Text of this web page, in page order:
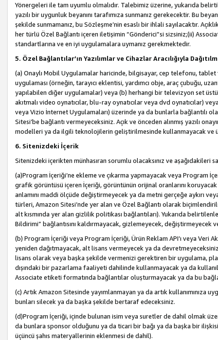
Yönergeleri ile tam uyumlu olmalıdır. Talebimiz üzerine, yukarıda
yazılı bir uygunluk beyanını tarafımıza sunmanız gerekecektir. Bu
şekilde sunmamanız, bu Sözleşme’nin esaslı bir ihlali sayılacaktır.
her türlü Özel Bağlantı içeren iletişimin “Gönderici”si sizsiniz;(ii)
standartlarına ve en iyi uygulamalara uymanız gerekmektedir.
5. Özel Bağlantılar’ın Yazılımlar ve Cihazlar Aracılığıyla
(a) Onaylı Mobil Uygulamalar haricinde, bilgisayar, cep telefonu,
uygulaması (örneğin, tarayıcı eklentisi, yardımcı obje, araç çubuğu,
yapılabilen diğer uygulamalar) veya (b) herhangi bir televizyon set
akıtmalı video oynatıcılar, blu-ray oynatıcılar veya dvd oynatıcılar)
veya Vizio İnternet Uygulamaları) üzerinde ya da bunlarla bağlantılı
Sitesi’be bağlantı vermeyeceksiniz. Açık ve önceden alınmış yazılı
modelleri ya da ilgili teknolojilerin geliştirilmesinde kullanmayacak ve
6. Sitenizdeki İçerik
Sitenizdeki içerikten münhasıran sorumlu olacaksınız ve aşağıdakileri
(a)Program İçeriği’ne ekleme ve çıkarma yapmayacak veya Program
grafik görüntüsü içeren İçeriği, görüntünün orijinal oranlarını
anlamını maddi ölçüde değiştirmeyecek ya da metni gerçeğe aykırı
türleri, Amazon Sitesi’nde yer alan ve Özel Bağlantı olarak
alt kısmında yer alan gizlilik politikası bağlantıları). Yukarıda
Bildirimi” bağlantısını kaldırmayacak, gizlemeyecek,
(b) Program İçeriği veya Program İçeriği, Ürün Reklam API’ı veya Veri
yeniden dağıtmayacak, alt lisans vermeyecek ya da
lisans olarak veya başka şekilde vermenizi gerektiren bir uygulama,
dışındaki bir pazarlama faaliyeti dahilinde kullanmayacak ya da
Associate etiketi formatında bağlantılar oluşturmayacak ya da bu
(c) Artık Amazon Sitesinde yayımlanmayan ya da artık kullanımınıza
bunları silecek ya da başka şekilde bertaraf edeceksiniz.
(d)Program İçeriği, içinde bulunan isim veya suretler de dahil olmak
da bunlara sponsor olduğunu ya da ticari bir bağı ya da başka bir
üçüncü şahıs materyallerinin eklenmesi de dahil).